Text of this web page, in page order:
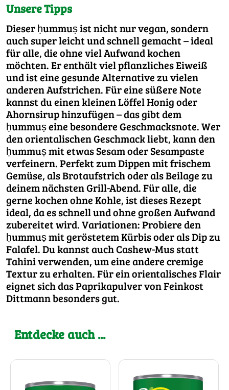
Unsere Tipps
Dieser ḥummuṣ ist nicht nur vegan, sondern
auch super leicht und schnell gemacht – ideal
für alle, die ohne viel Aufwand kochen
möchten. Er enthält viel pflanzliches Eiweiß
und ist eine gesunde Alternative zu vielen
anderen Aufstrichen. Für eine süßere Note
kannst du einen kleinen Löffel Honig oder
Ahornsirup hinzufügen – das gibt dem
ḥummuṣ eine besondere Geschmacksnote. Wer
den orientalischen Geschmack liebt, kann den
ḥummuṣ mit etwas Sesam oder Sesampaste
verfeinern. Perfekt zum Dippen mit frischem
Gemüse, als Brotaufstrich oder als Beilage zu
deinem nächsten Grill-Abend. Für alle, die
gerne kochen ohne Kohle, ist dieses Rezept
ideal, da es schnell und ohne großen Aufwand
zubereitet wird. Variationen: Probiere den
ḥummuṣ mit geröstetem Kürbis oder als Dip zu
Falafel. Du kannst auch Cashew-Mus statt
Tahini verwenden, um eine andere cremige
Textur zu erhalten. Für ein orientalisches Flair
eignet sich das Paprikapulver von Feinkost
Dittmann besonders gut.
Entdecke auch ...